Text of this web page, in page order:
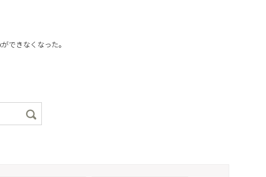
できなくなった。